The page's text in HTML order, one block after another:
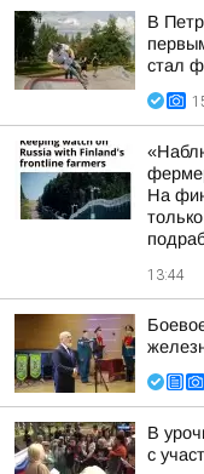
В
стал
На
13:44
В
с